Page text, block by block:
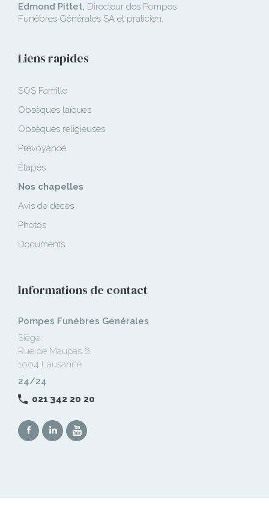
Edmond Pittet, Directeur des Pompes
Funèbres Générales SA et praticien.
Liens rapides
SOS Famille
Obsèques laïques
Obsèques religieuses
Prévoyance
Étapes
Nos chapelles
Avis de décès
Photos
Documents
Informations de contact
Pompes Funèbres Générales
Siège:
Rue de Maupas 6
1004 Lausanne
24/24
021 342 20 20